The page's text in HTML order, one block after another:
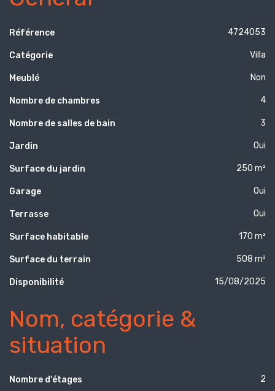
Référence 4724053
Catégorie Villa
Meublé Non
Nombre de chambres 4
Nombre de salles de bain 3
Jardin Oui
Surface du jardin 250 m²
Garage Oui
Terrasse Oui
Surface habitable 170 m²
Surface du terrain 508 m²
Disponibilité 15/08/2025
Nom, catégorie &
situation
Nombre d'étages 2